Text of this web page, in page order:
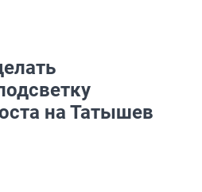
на Татышев